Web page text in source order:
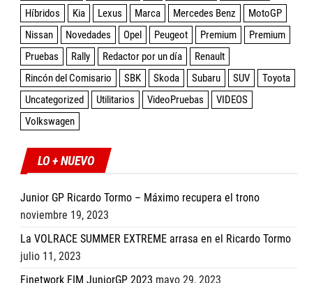
Híbridos
Kia Lexus Marca Mercedes Benz
MotoGP
Nissan
Novedades Opel Peugeot Premium
Premium
Pruebas
Rally Redactor por un día
Renault
Rincón del Comisario
SBK Skoda Subaru SUV
Toyota
Uncategorized
Utilitarios VideoPruebas
VIDEOS
Volkswagen
LO + NUEVO
Junior GP Ricardo Tormo – Máximo recupera el trono
noviembre 19, 2023
La VOLRACE SUMMER EXTREME arrasa en el Ricardo Tormo
julio 11, 2023
Finetwork FIM JuniorGP 2023 mayo 29, 2023